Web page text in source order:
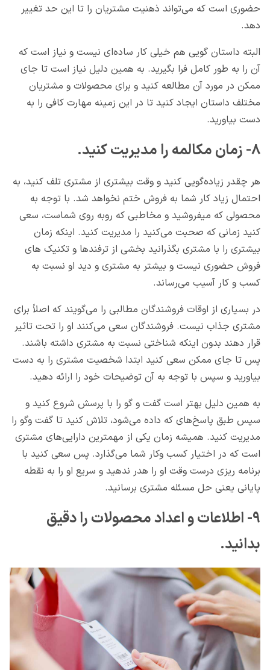
حضوری است که می‌تواند ذهنیت مشتریان را تا این حد تغییر
دهد.
البته داستان گویی هم خیلی کار ساده‌ای نیست و نیاز است که
آن را به طور کامل فرا بگیرید. به همین دلیل نیاز است تا جای
ممکن در مورد آن مطالعه کنید و برای محصولات و مشتریان
مختلف داستان ایجاد کنید تا در این زمینه مهارت کافی را به
دست بیاورید.
۸- زمان مکالمه را مدیریت کنید.
هر چقدر زیاده‌گویی کنید و وقت بیشتری از مشتری تلف کنید، به
احتمال زیاد کار شما به فروش ختم نخواهد شد. با توجه به
محصولی که میفروشید و مخاطبی که روبه روی شماست، سعی
کنید زمانی که صحبت می‌کنید را مدیریت کنید. اینکه زمان
بیشتری را با مشتری بگذرانید بخشی از ترفندها و تکنیک های
فروش حضوری نیست و بیشتر به مشتری و دید او نسبت به
کسب و کار آسیب می‌رساند.
در بسیاری از اوقات فروشندگان مطالبی را می‌گویند که اصلاً برای
مشتری جذاب نیست. فروشندگان سعی می‌کنند او را تحت تاثیر
قرار دهند بدون اینکه شناختی نسبت به مشتری داشته باشند.
پس تا جای ممکن سعی کنید ابتدا شخصیت مشتری را به دست
بیاورید و سپس با توجه به آن توضیحات خود را ارائه دهید.
به همین دلیل بهتر است گفت و گو را با پرسش شروع کنید و
سپس طبق پاسخ‌های که داده می‌شود، تلاش کنید تا گفت وگو را
مدیریت کنید. همیشه زمان یکی از مهمترین دارایی‌های مشتری
است که در اختیار کسب وکار شما می‌گذارد. پس سعی کنید با
برنامه ریزی درست وقت او را هدر ندهید و سریع او را به نقطه
پایانی یعنی حل مسئله مشتری برسانید.
۹- اطلاعات و اعداد محصولات را دقیق
بدانید.